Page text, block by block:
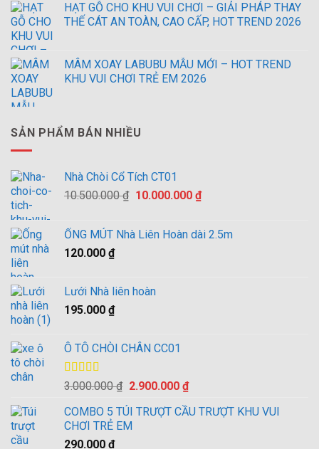
HẠT GỖ CHO KHU VUI CHƠI – GIẢI PHÁP THAY
THẾ CÁT AN TOÀN, CAO CẤP, HOT TREND 2026
MÂM XOAY LABUBU MẪU MỚI – HOT TREND
KHU VUI CHƠI TRẺ EM 2026
SẢN PHẨM BÁN NHIỀU
Nhà Chòi Cổ Tích CT01
10.500.000₫ Giá
10.500.000 ₫.
10.000.000 ₫Giá
là:
ỐNG MÚT Nhà Liên Hoàn dài 2.5m
120.000 ₫
Lưới Nhà liên hoàn
195.000 ₫
Ô TÔ CHÒI CHÂN CC01
Được xếp
5 sao
3.000.000₫ Giá
là:
3.000.000 ₫.
2.900.000 ₫Giá
tại
COMBO 5 TÚI TRƯỢT CẦU TRƯỢT KHU VUI
CHƠI TRẺ EM
290.000 ₫